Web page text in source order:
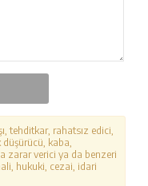
tehditkar, rahatsız edici,
düşürücü, kaba,
zarar verici ya da benzeri
hukuki, cezai, idari